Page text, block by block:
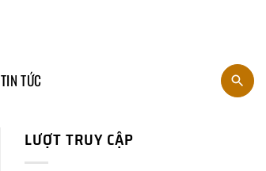
TIN TỨC
LƯỢT TRUY CẬP